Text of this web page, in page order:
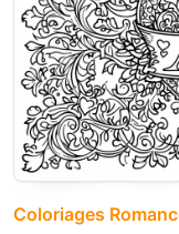
Coloriages